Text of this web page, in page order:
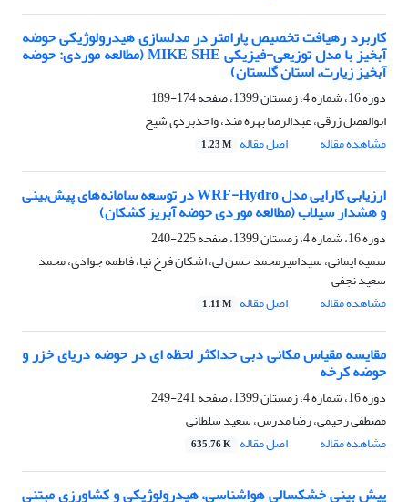
کاربرد رهیافت تخصیص پارامتر در مدلسازی هیدرولوژیکی حوضه
آبخیز با مدل توزیعی-فیزیکی MIKE SHE (مطالعه موردی: حوضه
آبخیز زیارت، استان گلستان)
دوره 16، شماره 4، زمستان 1399، صفحه
174-189
ابوالفضل زرقی، عبدالرضا بهره مند، واحدبردی شیخ
مشاهده مقاله
اصل مقاله 1.23 M
ارزیابی کارایی مدل WRF-Hydro در توسعه سامانه‌های پیش‌بینی
و هشدار سیلاب (مطالعه موردی حوضه آبریز کشکان)
دوره 16، شماره 4، زمستان 1399، صفحه
225-240
سمیه ایمانی، سیدامیرمحمد حسن لی، اشکان فرخ نیا، فاطمه جوادی، محمد
سعید نجفی
مشاهده مقاله
اصل مقاله 1.11 M
مقایسه مقیاس مکانی دبی حداکثر لحظه ای در حوضه دریای خزر و
حوضه کرخه
دوره 16، شماره 4، زمستان 1399، صفحه
241-249
مصطفی رحیمی، رضا مدرس، سعید سلطانی
مشاهده مقاله
اصل مقاله 635.76 K
پیش بینی خشکسالی هواشناسی، هیدرولوژیکی و کشاورزی مبتنی